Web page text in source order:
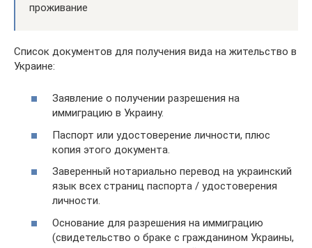
проживание
Список документов для получения вида на жительство в
Украине:
Заявление о получении разрешения на
иммиграцию в Украину.
Паспорт или удостоверение личности, плюс
копия этого документа.
Заверенный нотариально перевод на украинский
язык всех страниц паспорта / удостоверения
личности.
Основание для разрешения на иммиграцию
(свидетельство о браке с гражданином Украины,